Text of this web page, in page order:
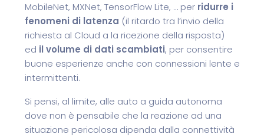
MobileNet, MXNet, TensorFlow Lite, … per ridurre i
fenomeni di latenza (il ritardo tra l’invio della
richiesta al Cloud a la ricezione della risposta)
ed il volume di dati scambiati, per consentire
buone esperienze anche con connessioni lente e
intermittenti.
Si pensi, al limite, alle auto a guida autonoma
dove non è pensabile che la reazione ad una
situazione pericolosa dipenda dalla connettività